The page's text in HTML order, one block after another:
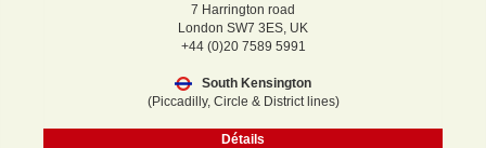
7 Harrington road
London SW7 3ES, UK
+44 (0)20 7589 5991
South Kensington
(Piccadilly, Circle & District lines)
Détails